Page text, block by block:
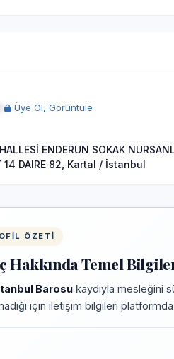
Üye Ol, Görüntüle
ENDERUN SOKAK
14 DAIRE 82, Kartal / İstanbul
ÖZETI
Hakkında Temel
Barosu kaydıyla mesleğini
için iletişim bilgileri platformda